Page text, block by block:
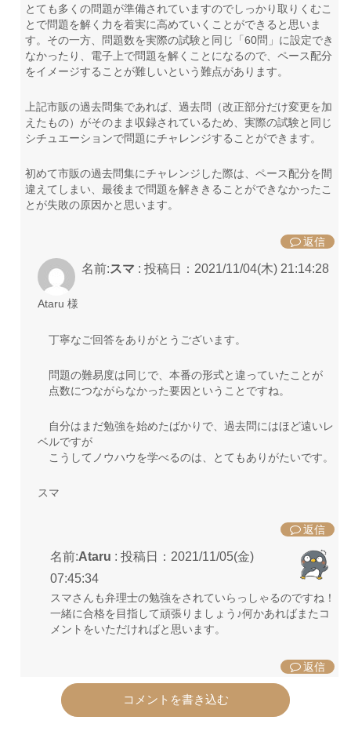
とても多くの問題が準備されていますのでしっかり取りくむこ
とで問題を解く力を着実に高めていくことができると思いま
す。その一方、問題数を実際の試験と同じ「60問」に設定でき
なかったり、電子上で問題を解くことになるので、ペース配分
をイメージすることが難しいという難点があります。
上記市販の過去問集であれば、過去問（改正部分だけ変更を加
えたもの）がそのまま収録されているため、実際の試験と同じ
シチュエーションで問題にチャレンジすることができます。
初めて市販の過去問集にチャレンジした際は、ペース配分を間
違えてしまい、最後まで問題を解ききることができなかったこ
とが失敗の原因かと思います。
返信
名前:スマ : 投稿日：2021/11/04(木) 21:14:28
Ataru 様
丁寧なご回答をありがとうございます。
問題の難易度は同じで、本番の形式と違っていたことが
点数につながらなかった要因ということですね。
自分はまだ勉強を始めたばかりで、過去問にはほど遠いレ
ベルですが
こうしてノウハウを学べるのは、とてもありがたいです。
スマ
返信
名前:Ataru : 投稿日：2021/11/05(金)
07:45:34
スマさんも弁理士の勉強をされていらっしゃるのですね！
一緒に合格を目指して頑張りましょう♪何かあればまたコ
メントをいただければと思います。
返信
コメントを書き込む